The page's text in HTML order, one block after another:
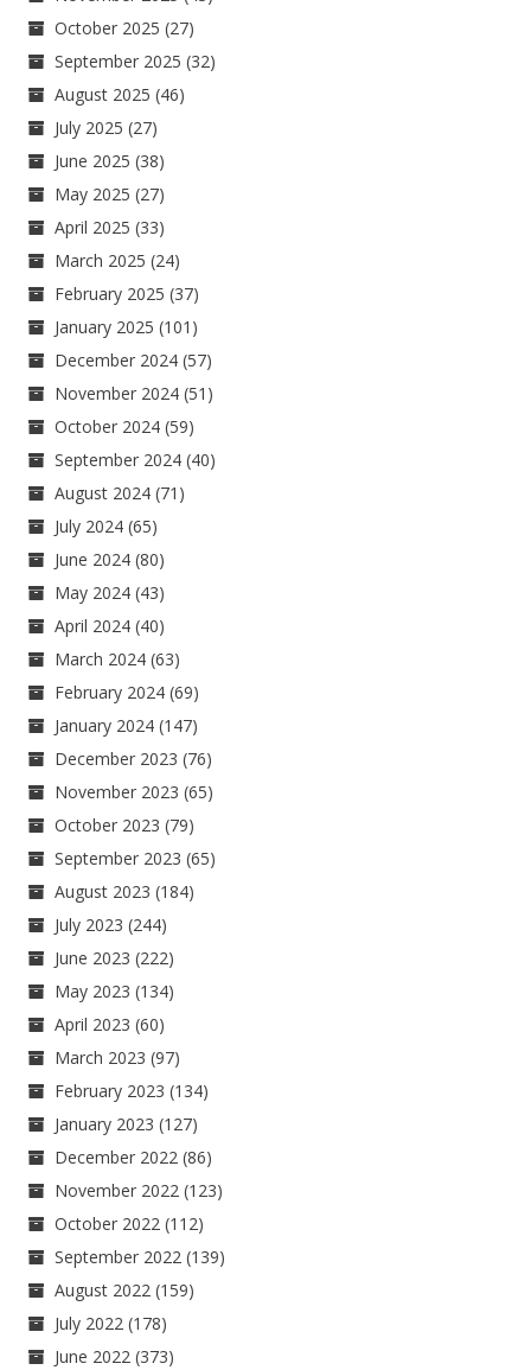
October 2025 (27)
September 2025 (32)
August 2025 (46)
July 2025 (27)
June 2025 (38)
May 2025 (27)
April 2025 (33)
March 2025 (24)
February 2025 (37)
January 2025 (101)
December 2024 (57)
November 2024 (51)
October 2024 (59)
September 2024 (40)
August 2024 (71)
July 2024 (65)
June 2024 (80)
May 2024 (43)
April 2024 (40)
March 2024 (63)
February 2024 (69)
January 2024 (147)
December 2023 (76)
November 2023 (65)
October 2023 (79)
September 2023 (65)
August 2023 (184)
July 2023 (244)
June 2023 (222)
May 2023 (134)
April 2023 (60)
March 2023 (97)
February 2023 (134)
January 2023 (127)
December 2022 (86)
November 2022 (123)
October 2022 (112)
September 2022 (139)
August 2022 (159)
July 2022 (178)
June 2022 (373)